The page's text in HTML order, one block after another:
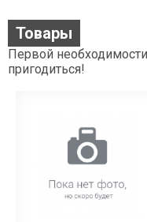
Товары
Первой
пригодиться!